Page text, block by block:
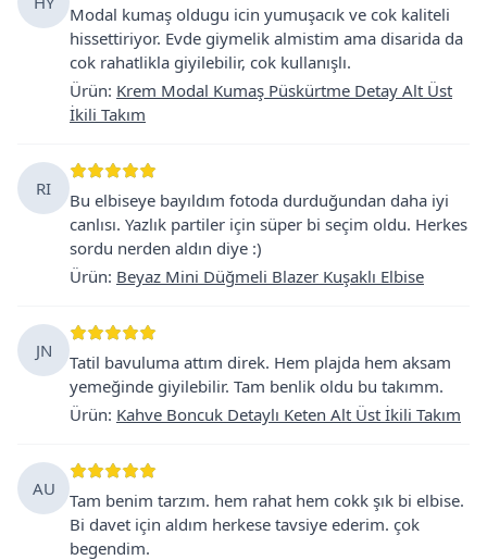
Modal kumaş oldugu icin yumuşacık ve cok kaliteli
hissettiriyor. Evde giymelik almistim ama disarida da
cok rahatlikla giyilebilir, cok kullanışlı.
Ürün: Krem Modal Kumaş Püskürtme Detay Alt Üst
İkili Takım
RI
Bu elbiseye bayıldım fotoda durduğundan daha iyi
canlısı. Yazlık partiler için süper bi seçim oldu. Herkes
sordu nerden aldın diye :)
Ürün: Beyaz Mini Düğmeli Blazer Kuşaklı Elbise
JN
Tatil bavuluma attım direk. Hem plajda hem aksam
yemeğinde giyilebilir. Tam benlik oldu bu takımm.
Ürün: Kahve Boncuk Detaylı Keten Alt Üst İkili Takım
AU
Tam benim tarzım. hem rahat hem cokk şık bi elbise.
Bi davet için aldım herkese tavsiye ederim. çok
begendim.